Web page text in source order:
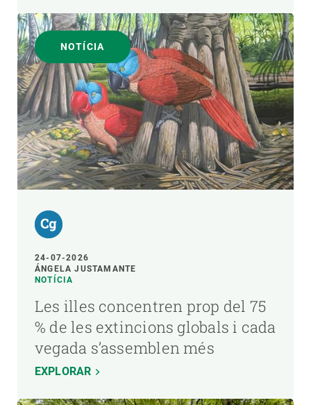
NOTÍCIA
24-07-2026
ÁNGELA JUSTAMANTE
NOTÍCIA
Les illes concentren prop del 75
% de les extincions globals i cada
vegada s’assemblen més
EXPLORAR